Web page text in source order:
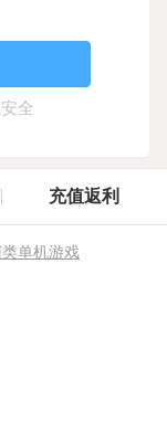
全
充值返利
单机游戏